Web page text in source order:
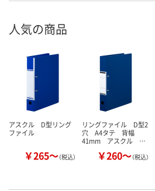
人気の商品
アスクル D型リング
ファイル
￥265～（税込）
リングファイル D型2
穴 A4タテ 背幅
41mm アスクル …
￥260～（税込）